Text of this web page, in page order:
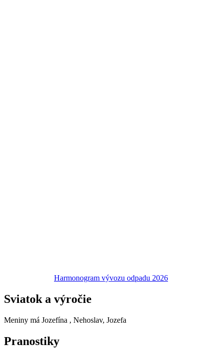
Harmonogram vývozu odpadu 2026
Sviatok a výročie
Meniny má Jozefína , Nehoslav, Jozefa
Pranostiky